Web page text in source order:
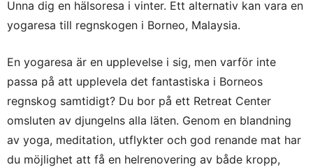
Unna dig en hälsoresa i vinter. Ett alternativ kan vara en
yogaresa till regnskogen i Borneo, Malaysia.
En yogaresa är en upplevelse i sig, men varför inte
passa på att upplevela det fantastiska i Borneos
regnskog samtidigt? Du bor på ett Retreat Center
omsluten av djungelns alla läten. Genom en blandning
av yoga, meditation, utflykter och god renande mat har
du möjlighet att få en helrenovering av både kropp,